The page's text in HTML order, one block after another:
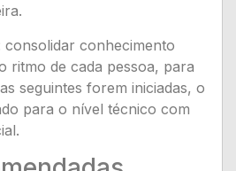
conhecimento
ritmo de cada pessoa, para
seguintes forem iniciadas, o
para o nível técnico com